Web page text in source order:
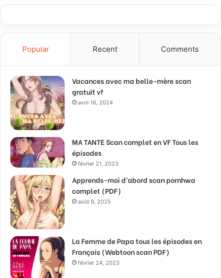
Popular Recent Comments
Vacances avec ma belle-mère scan
gratuit vf
avril 16, 2024
MA TANTE Scan complet en VF Tous les
épisodes
février 21, 2023
Apprends-moi d’abord scan pornhwa
complet (PDF)
août 9, 2025
La Femme de Papa tous les épisodes en
Français (Webtoon scan PDF)
février 24, 2023